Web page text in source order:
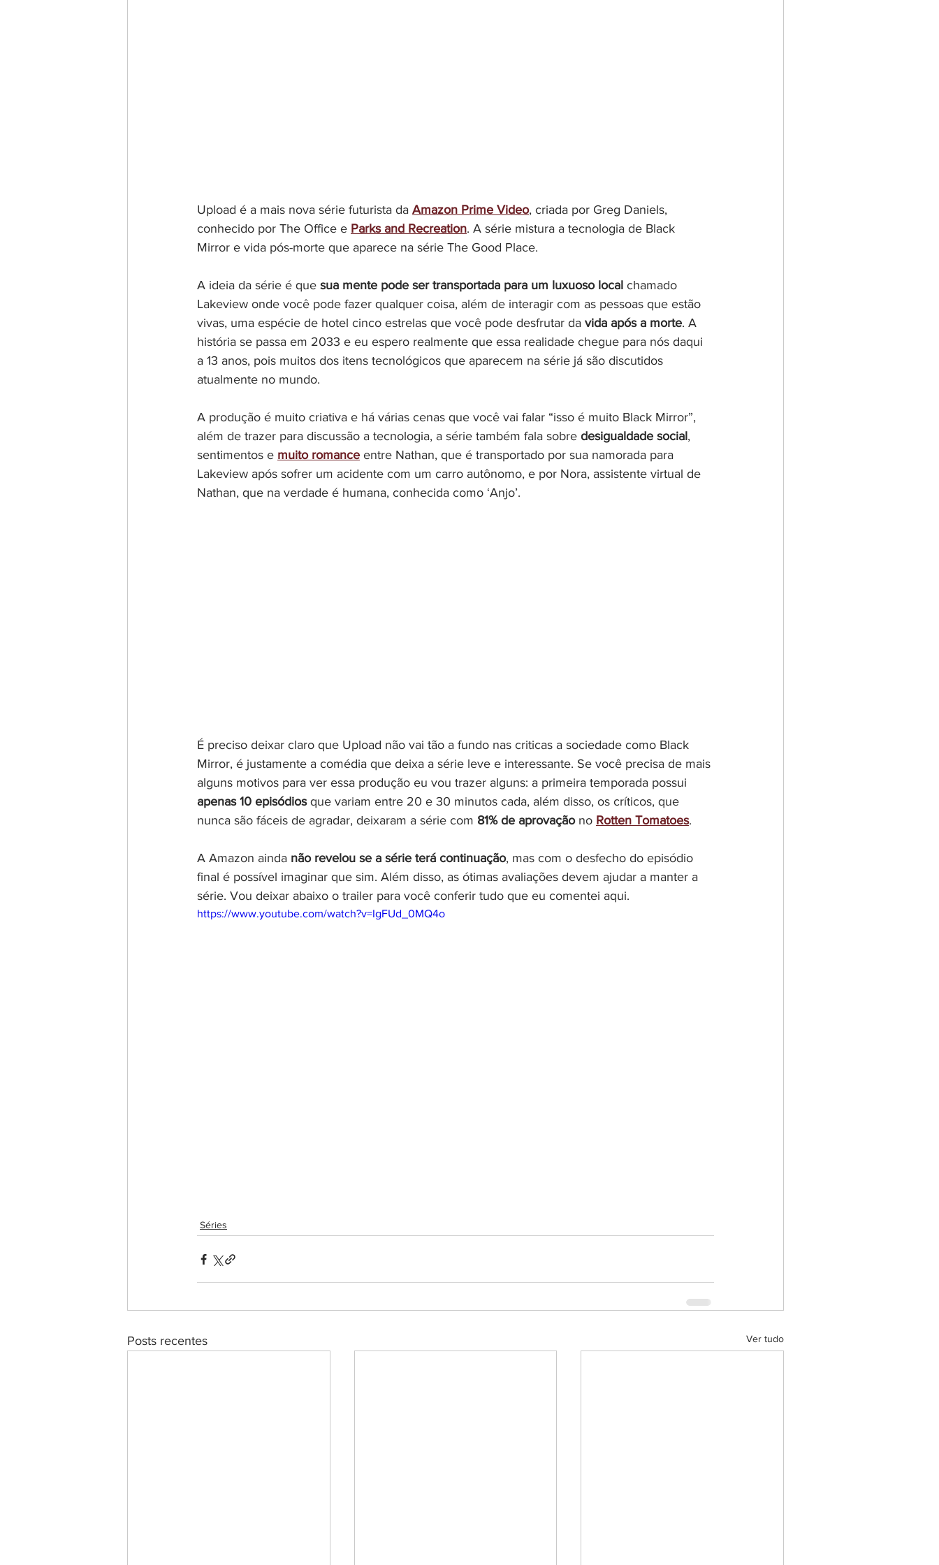
Upload é a mais nova série futurista da Amazon Prime Video, criada por Greg Daniels,
conhecido por The Office e Parks and Recreation. A série mistura a tecnologia de Black
Mirror e vida pós-morte que aparece na série The Good Place.
A ideia da série é que sua mente pode ser transportada para um luxuoso local chamado
Lakeview onde você pode fazer qualquer coisa, além de interagir com as pessoas que estão
vivas, uma espécie de hotel cinco estrelas que você pode desfrutar da vida após a morte. A
história se passa em 2033 e eu espero realmente que essa realidade chegue para nós daqui
a 13 anos, pois muitos dos itens tecnológicos que aparecem na série já são discutidos
atualmente no mundo.
A produção é muito criativa e há várias cenas que você vai falar “isso é muito Black Mirror”,
além de trazer para discussão a tecnologia, a série também fala sobre desigualdade social,
sentimentos e muito romance entre Nathan, que é transportado por sua namorada para
Lakeview após sofrer um acidente com um carro autônomo, e por Nora, assistente virtual de
Nathan, que na verdade é humana, conhecida como ‘Anjo’.
É preciso deixar claro que Upload não vai tão a fundo nas criticas a sociedade como Black
Mirror, é justamente a comédia que deixa a série leve e interessante. Se você precisa de mais
alguns motivos para ver essa produção eu vou trazer alguns: a primeira temporada possui
apenas 10 episódios que variam entre 20 e 30 minutos cada, além disso, os críticos, que
nunca são fáceis de agradar, deixaram a série com 81% de aprovação no Rotten Tomatoes.
A Amazon ainda não revelou se a série terá continuação, mas com o desfecho do episódio
final é possível imaginar que sim. Além disso, as ótimas avaliações devem ajudar a manter a
série. Vou deixar abaixo o trailer para você conferir tudo que eu comentei aqui.
https://www.youtube.com/watch?v=IgFUd_0MQ4o
Séries
Posts recentes Ver tudo